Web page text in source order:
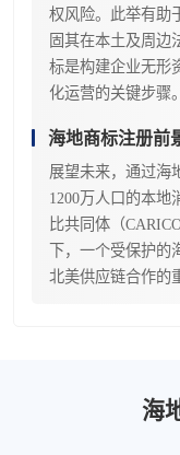
权风险。此举有助
固其在本土及周边
标是构建企业无形
化运营的关键步骤。
海地商标注册前
展望未来，通过海
1200万人口的本地
比共同体（
下，一个受保护
北美供应链合作的
海